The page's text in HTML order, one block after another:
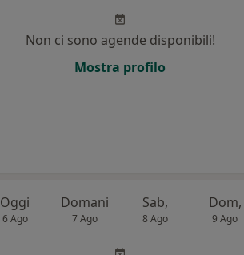
Non ci sono agende disponibili!
Mostra profilo
Oggi
6 Ago
Domani
7 Ago
Sab,
8 Ago
Dom,
9 Ago